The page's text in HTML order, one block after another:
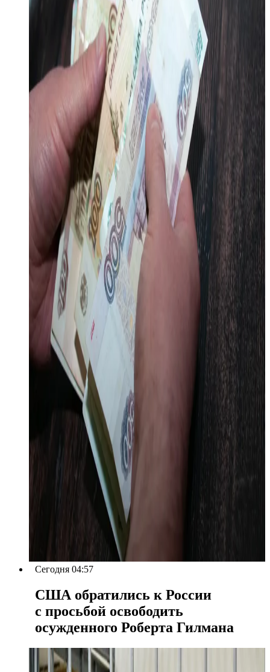
Сегодня 04:57
США обратились к России
с просьбой освободить
осужденного Роберта Гилмана